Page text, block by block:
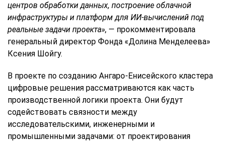
центров обработки данных, построение облачной
инфраструктуры и платформ для ИИ-вычислений под
реальные задачи проекта», — прокомментировала
генеральный директор Фонда «Долина Менделеева»
Ксения Шойгу.
В проекте по созданию Ангаро-Енисейского кластера
цифровые решения рассматриваются как часть
производственной логики проекта. Они будут
содействовать связности между
исследовательскими, инженерными и
промышленными задачами: от проектирования